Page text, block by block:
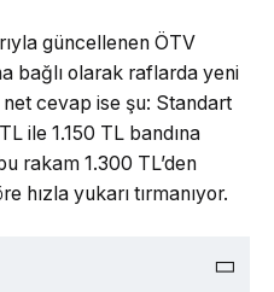
güncellenen ÖTV
bağlı olarak raflarda yeni
net cevap ise şu: Standart
ile 1.150 TL bandına
rakam 1.300 TL’den
hızla yukarı tırmanıyor.